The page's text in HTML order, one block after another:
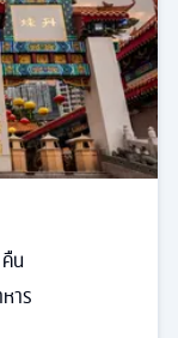
คืน
าร